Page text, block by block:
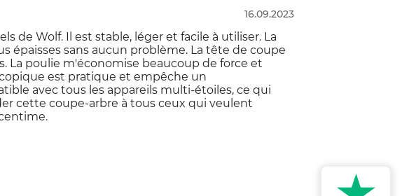
16.09.2023
de Wolf. Il est stable, léger et facile à utiliser. La
épaisses sans aucun problème. La tête de coupe
La poulie m'économise beaucoup de force et
est pratique et empêche un
avec tous les appareils multi-étoiles, ce qui
cette coupe-arbre à tous ceux qui veulent